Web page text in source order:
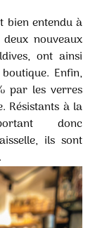
bien entendu à
nouveaux
ont ainsi
Enfin,
par les verres
Résistants à la
donc
ils sont